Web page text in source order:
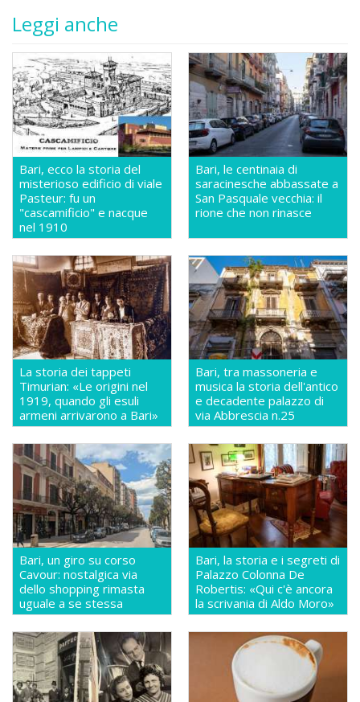
Leggi anche
Bari, ecco la storia del
misterioso edificio di viale
Pasteur: fu un
"cascamificio" e nacque
nel 1910
Bari, le centinaia di
saracinesche abbassate a
San Pasquale vecchia: il
rione che non rinasce
La storia dei tappeti
Timurian: «Le origini nel
1919, quando gli esuli
armeni arrivarono a Bari»
Bari, tra massoneria e
musica la storia dell'antico
e decadente palazzo di
via Abbrescia n.25
Bari, un giro su corso
Cavour: nostalgica via
dello shopping rimasta
uguale a se stessa
Bari, la storia e i segreti di
Palazzo Colonna De
Robertis: «Qui c'è ancora
la scrivania di Aldo Moro»